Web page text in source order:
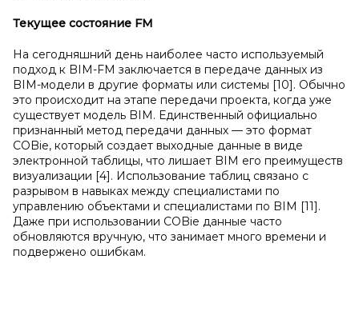
Текущее состояние FM
На сегодняшний день наиболее часто используемый
подход к BIM-FM заключается в передаче данных из
BIM-модели в другие форматы или системы [10]. Обычно
это происходит на этапе передачи проекта, когда уже
существует модель BIM. Единственный официально
признанный метод передачи данных — это формат
COBie, который создает выходные данные в виде
электронной таблицы, что лишает BIM его преимуществ
визуализации [4]. Использование таблиц связано с
разрывом в навыках между специалистами по
управлению объектами и специалистами по BIM [11].
Даже при использовании COBie данные часто
обновляются вручную, что занимает много времени и
подвержено ошибкам.